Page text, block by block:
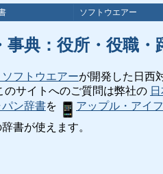
ソフトウエアー
事典：役所・役職
フトウエアーが開発した日西
のサイトへのご質問は弊社の
ン辞書を アップル・アイ
書が使えます。